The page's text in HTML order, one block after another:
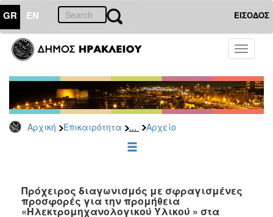
GR EN ΕΙΣΟΔΟΣ
Toggle
Αρχική Επικαιρότητα ... Αρχείο
ΕΠΙΚΑΙΡΟΤΗΤΑ
-
Δημοπρασίες
Αρχείο
2026
2022
Πρόχειρος διαγωνισμός με σφραγισμένες
προσφορές για την προμήθεια
«Ηλεκτρομηχανολογικού Υλικού » στα